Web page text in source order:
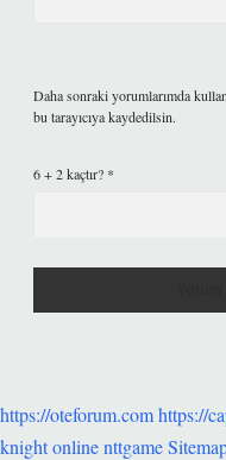
Daha sonraki yorumlarımda
bu tarayıcıya kaydedilsin.
6 + 2 kaçtır? *
https://oteforum.comhttps://
knight onlinenttgame